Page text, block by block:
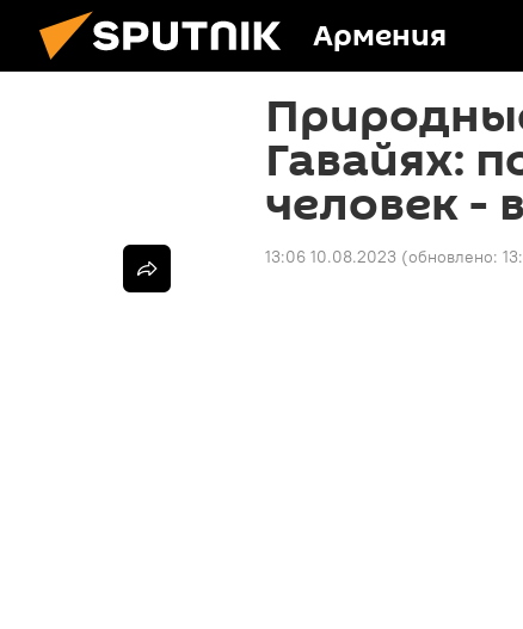
Армения
Гавайях:
человек -
13:06 10.08.2023 (обновлено: